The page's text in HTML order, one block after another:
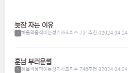
늦잠 자는 이유
1 하울의움직이는성기사조회수 751 추천 02024.04.24
훈남 부러운썰
1 하울의움직이는성기사조회수 746추천 02024.04.24